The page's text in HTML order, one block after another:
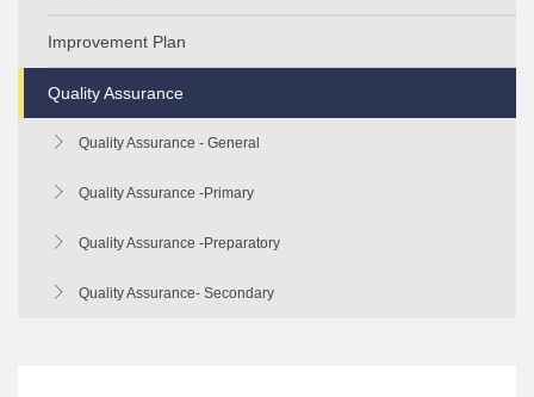
Primary
Preparatory
Secondary
Improvement Plan
Improvement Plan-General
Improvement Plan - Primary
Improvement plan - Preparatory
Improvement plan - Secondary
Quality Assurance
Quality Assurance - General
Quality Assurance -Primary
Quality Assurance -Preparatory
Quality Assurance- Secondary